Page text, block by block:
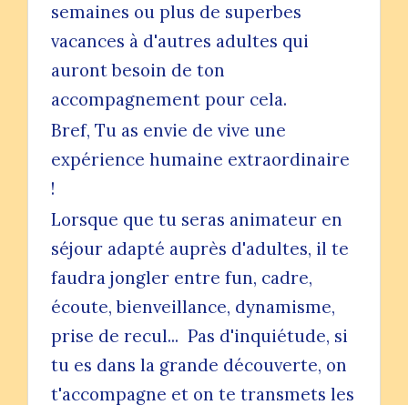
semaines ou plus de superbes
vacances à d'autres adultes qui
auront besoin de ton
accompagnement pour cela.
Bref, Tu as envie de vive une
expérience humaine extraordinaire
!
Lorsque que tu seras animateur en
séjour adapté auprès d'adultes, il te
faudra jongler entre fun, cadre,
écoute, bienveillance, dynamisme,
prise de recul... Pas d'inquiétude, si
tu es dans la grande découverte, on
t'accompagne et on te transmets les